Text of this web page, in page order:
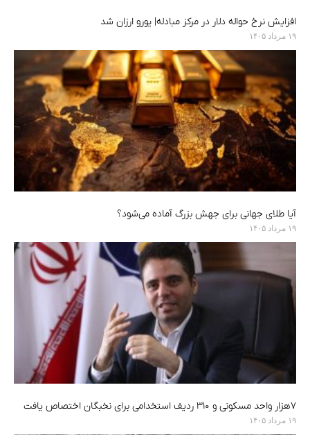
افزایش نرخ حواله دلار در مرکز مبادله| یورو ارزان شد
۱۹ مرداد ۱۴۰۵
آیا طلای جهانی برای جهش بزرگ آماده می‌شود؟
۱۹ مرداد ۱۴۰۵
۷هزار واحد مسکونی و ۳۱۰ ردیف استخدامی برای نخبگان اختصاص یافت
۱۹ مرداد ۱۴۰۵